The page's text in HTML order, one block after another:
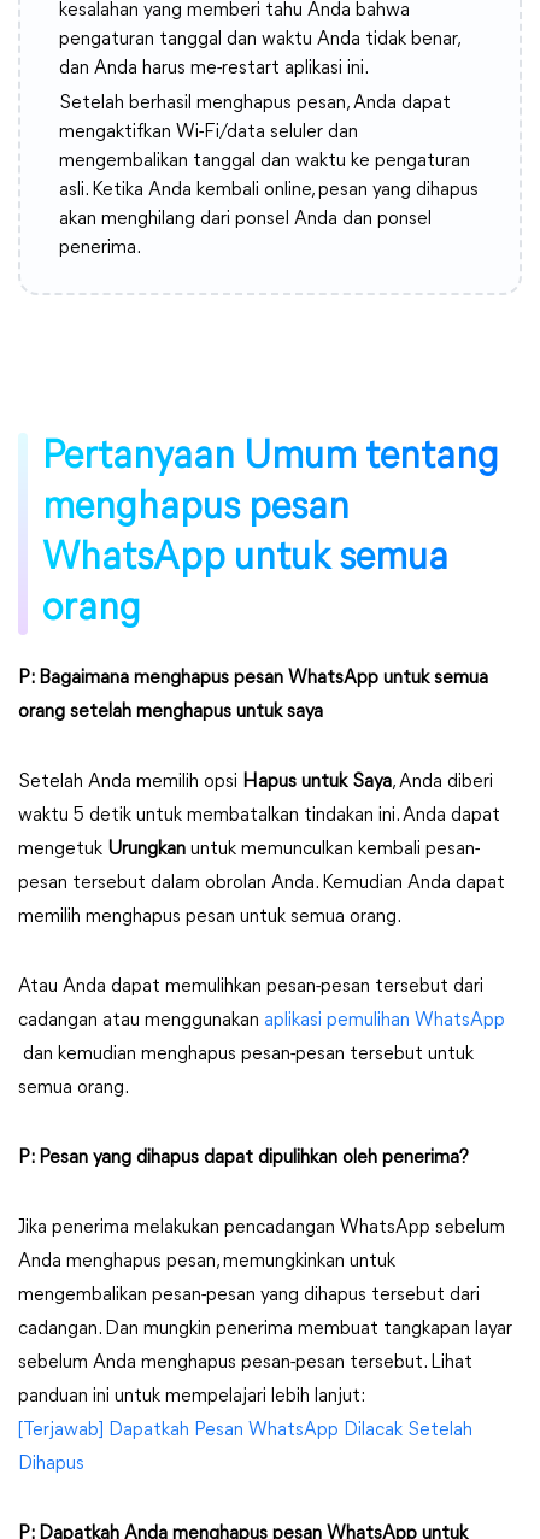
kesalahan yang memberi tahu Anda bahwa
pengaturan tanggal dan waktu Anda tidak benar,
dan Anda harus me-restart aplikasi ini.
Setelah berhasil menghapus pesan, Anda dapat
mengaktifkan Wi-Fi/data seluler dan
mengembalikan tanggal dan waktu ke pengaturan
asli. Ketika Anda kembali online, pesan yang dihapus
akan menghilang dari ponsel Anda dan ponsel
penerima.
Pertanyaan Umum tentang
menghapus pesan
WhatsApp untuk semua
orang
P: Bagaimana menghapus pesan WhatsApp untuk semua
orang setelah menghapus untuk saya
Setelah Anda memilih opsi Hapus untuk Saya, Anda diberi
waktu 5 detik untuk membatalkan tindakan ini. Anda dapat
mengetuk Urungkan untuk memunculkan kembali pesan-
pesan tersebut dalam obrolan Anda. Kemudian Anda dapat
memilih menghapus pesan untuk semua orang.
Atau Anda dapat memulihkan pesan-pesan tersebut dari
cadangan atau menggunakan aplikasi pemulihan WhatsApp
dan kemudian menghapus pesan-pesan tersebut untuk
semua orang.
P: Pesan yang dihapus dapat dipulihkan oleh penerima?
Jika penerima melakukan pencadangan WhatsApp sebelum
Anda menghapus pesan, memungkinkan untuk
mengembalikan pesan-pesan yang dihapus tersebut dari
cadangan. Dan mungkin penerima membuat tangkapan layar
sebelum Anda menghapus pesan-pesan tersebut. Lihat
panduan ini untuk mempelajari lebih lanjut:
[Terjawab] Dapatkah Pesan WhatsApp Dilacak Setelah
Dihapus
P: Dapatkah Anda menghapus pesan WhatsApp untuk